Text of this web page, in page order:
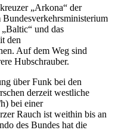
„Arkona“ der
und das
den
Auf dem Weg sind
Hubschrauber.
über Funk bei den
derzeit westliche
bei einer
Rauch ist weithin bis an
des Bundes hat die